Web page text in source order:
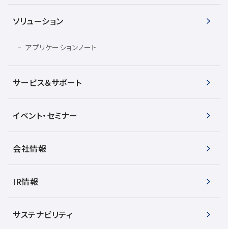
ソリューション
アプリケーションノート
サービス＆サポート
イベント・セミナー
会社情報
IR情報
サステナビリティ